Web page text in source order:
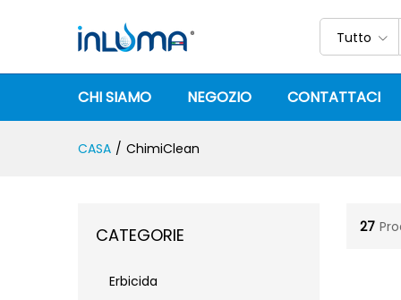
Tutto
CHI SIAMO NEGOZIO CONTATTACI
CASA / ChimiClean
27
CATEGORIE
Erbicida